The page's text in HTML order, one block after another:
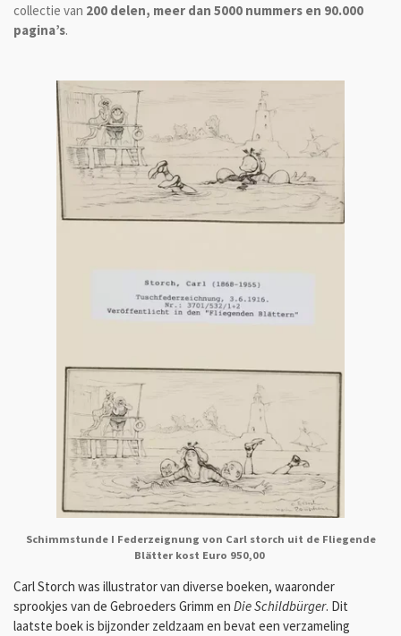
collectie van 200 delen, meer dan 5000 nummers en 90.000
pagina’s.
Schimmstunde I Federzeignung von Carl storch uit de Fliegende
Blätter kost Euro 950,00
Carl Storch was illustrator van diverse boeken, waaronder
sprookjes van de Gebroeders Grimm en Die Schildbürger. Dit
laatste boek is bijzonder zeldzaam en bevat een verzameling